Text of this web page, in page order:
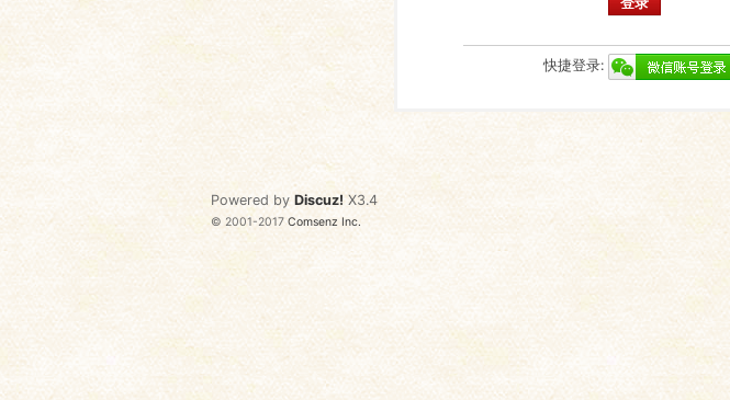
快捷登录:
Powered by Discuz! X3.4
© 2001-2017Comsenz Inc.